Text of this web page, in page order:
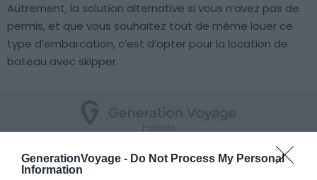
GenerationVoyage - Do Not Process My Personal
Information
Autrement, la solution alternative si vous n’avez pas de
permis, et que vous souhaitez tout de même louer ce
type d’embarcation, c’est d’opter pour la location de
bateau avec skipper.
Nos conseils pour naviguer à Ibiza